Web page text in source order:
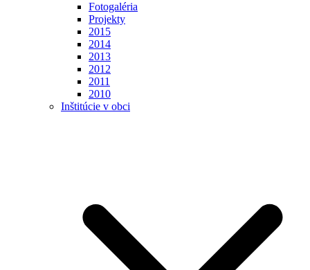
Fotogaléria
Projekty
2015
2014
2013
2012
2011
2010
Inštitúcie v obci